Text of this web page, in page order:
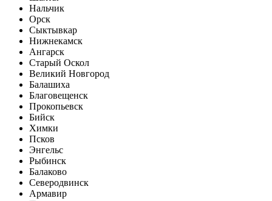
Нальчик
Орск
Сыктывкар
Нижнекамск
Ангарск
Старый Оскол
Великий Новгород
Балашиха
Благовещенск
Прокопьевск
Бийск
Химки
Псков
Энгельс
Рыбинск
Балаково
Северодвинск
Армавир